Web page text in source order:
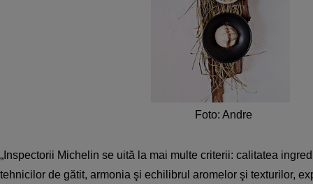
Foto: Andre
„Inspectorii Michelin se uită la mai multe criterii: calitatea
tehnicilor de gătit, armonia şi echilibrul aromelor şi texturilor,